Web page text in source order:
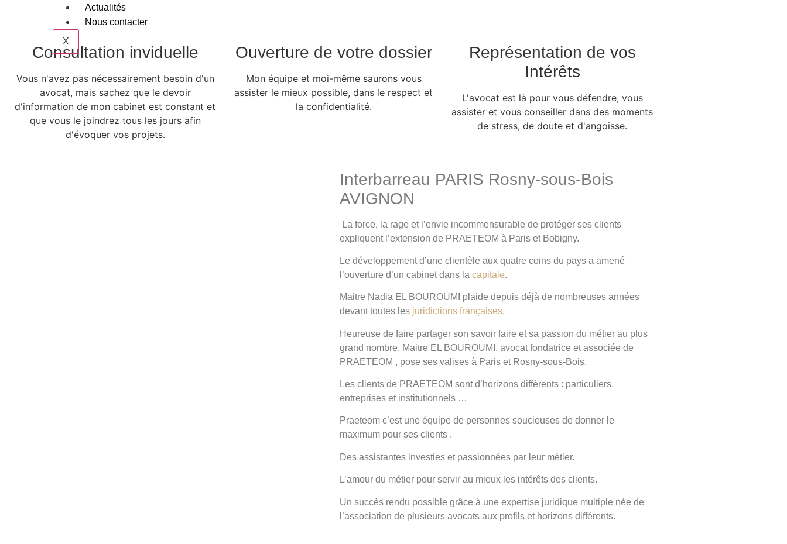
Actualités
Nous contacter
X
Consultation inviduelle
Vous n'avez pas nécessairement besoin d'un
avocat, mais sachez que le devoir
d'information de mon cabinet est constant et
que vous le joindrez tous les jours afin
d'évoquer vos projets.
Ouverture de votre dossier
Mon équipe et moi-même saurons vous
assister le mieux possible, dans le respect et
la confidentialité.
Représentation de vos
Intérêts
L'avocat est là pour vous défendre, vous
assister et vous conseiller dans des moments
de stress, de doute et d'angoisse.
Interbarreau PARIS Rosny-sous-Bois
AVIGNON
La force, la rage et l’envie incommensurable de protéger ses clients
expliquent l’extension de PRAETEOM à Paris et Bobigny.
Le développement d’une clientèle aux quatre coins du pays a amené
l’ouverture d’un cabinet dans la capitale.
Maitre Nadia EL BOUROUMI plaide depuis déjà de nombreuses années
devant toutes les juridictions françaises.
Heureuse de faire partager son savoir faire et sa passion du métier au plus
grand nombre, Maitre EL BOUROUMI, avocat fondatrice et associée de
PRAETEOM , pose ses valises à Paris et Rosny-sous-Bois.
Les clients de PRAETEOM sont d’horizons différents : particuliers,
entreprises et institutionnels …
Praeteom c’est une équipe de personnes soucieuses de donner le
maximum pour ses clients .
Des assistantes investies et passionnées par leur métier.
L’amour du métier pour servir au mieux les intérêts des clients.
Un succès rendu possible grâce à une expertise juridique multiple née de
l’association de plusieurs avocats aux profils et horizons différents.